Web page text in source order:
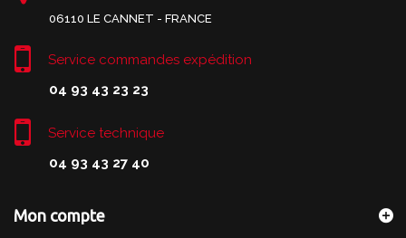
06110 LE CANNET - FRANCE
Service commandes expédition
04 93 43 23 23
Service technique
04 93 43 27 40
Mon compte